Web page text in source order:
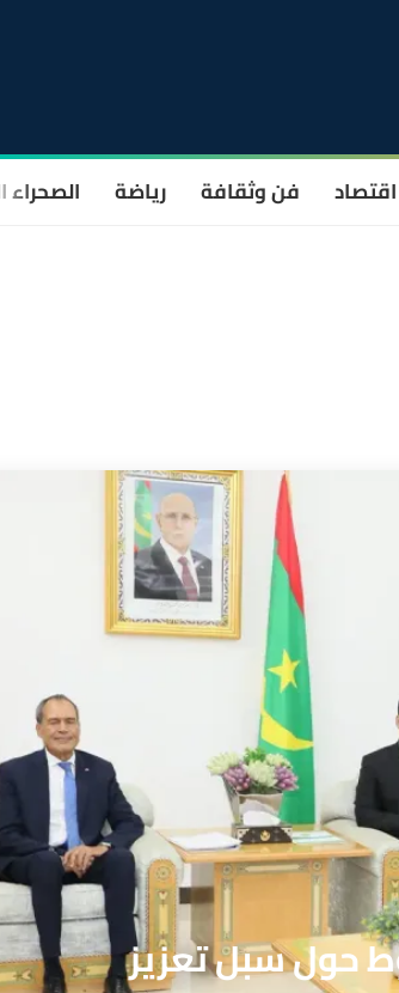
اقتصاد فن وثقافة رياضة الصحراء
حول سبل تعزيز